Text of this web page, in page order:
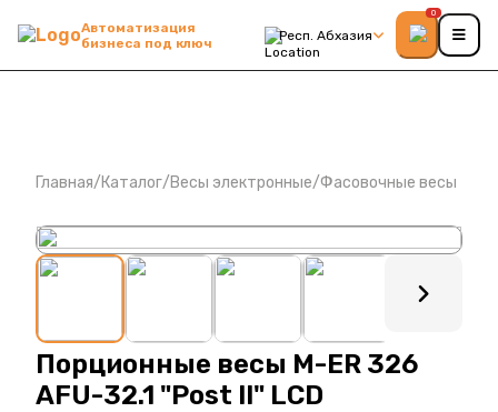
Автоматизация
бизнеса под ключ
Респ. Абхазия
0
Главная/Каталог/Весы электронные/Фасовочные весы
: ?>
Порционные весы M-ER 326
AFU-32.1 "Post II" LCD